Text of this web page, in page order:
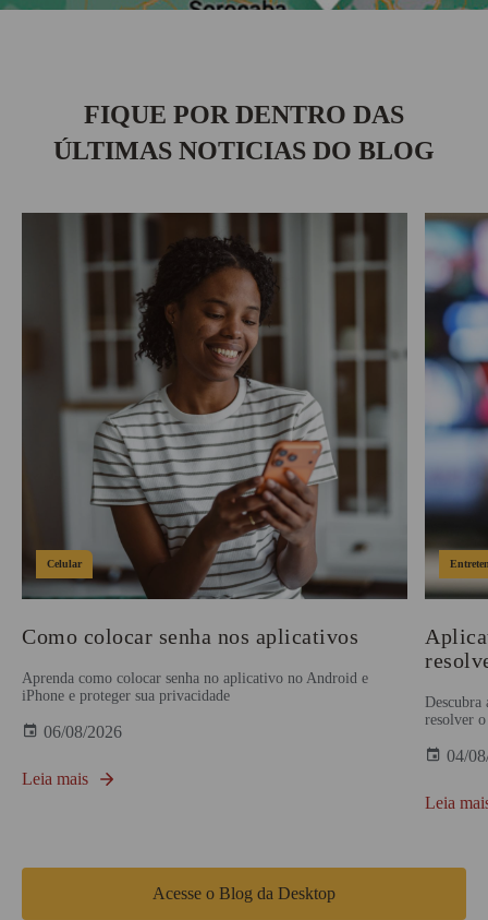
FIQUE POR DENTRO DAS
ÚLTIMAS NOTICIAS DO BLOG
Celular
Como colocar senha nos aplicativos
Aprenda como colocar senha no aplicativo no Android e
iPhone e proteger sua privacidade
06/08/2026
Leia mais
Descubra
resolver
04/
Leia
Acesse o Blog da Desktop